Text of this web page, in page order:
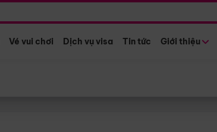
Vé vui chơi Dịch vụ visa Tin tức Giới thiệu